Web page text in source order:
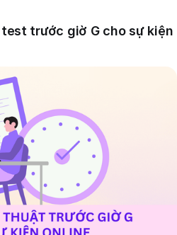
trước giờ G cho sự kiện